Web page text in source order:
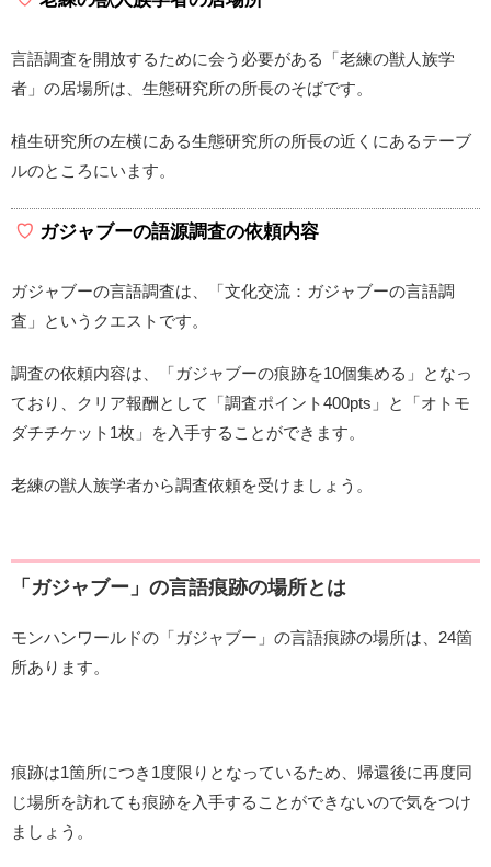
言語調査を開放するために会う必要がある「老練の獣人族学
者」の居場所は、生態研究所の所長のそばです。
植生研究所の左横にある生態研究所の所長の近くにあるテーブ
ルのところにいます。
ガジャブーの語源調査の依頼内容
ガジャブーの言語調査は、「文化交流：ガジャブーの言語調
査」というクエストです。
調査の依頼内容は、「ガジャブーの痕跡を10個集める」となっ
ており、クリア報酬として「調査ポイント400pts」と「オトモ
ダチチケット1枚」を入手することができます。
老練の獣人族学者から調査依頼を受けましょう。
「ガジャブー」の言語痕跡の場所とは
モンハンワールドの「ガジャブー」の言語痕跡の場所は、24箇
所あります。
痕跡は1箇所につき1度限りとなっているため、帰還後に再度同
じ場所を訪れても痕跡を入手することができないので気をつけ
ましょう。